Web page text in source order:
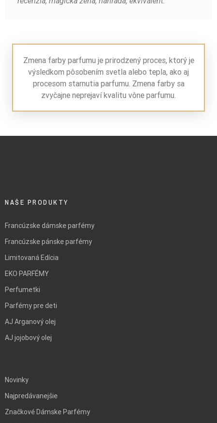
Zmena farby parfumu je prirodzený proces, ktorý je
výsledkom pôsobením svetla alebo tepla, ako aj
procesom starnutia parfumu. Zmena farby sa
zvyčajne neprejaví kvalitu vône parfumu.
NAŠE PRODUKTY
Francúzske dámske parfémy
Francúzske pánske parfémy
Limitovaná Edícia
EKO PARFÉMY
Perfumetki
Parfémy pre deti
AJ Arganový olej
AJ jojobový olej
Novinky
Najpredávanejšie
Značkové Dámske Parfémy